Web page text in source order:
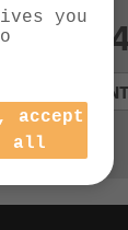
03
you
accept
all